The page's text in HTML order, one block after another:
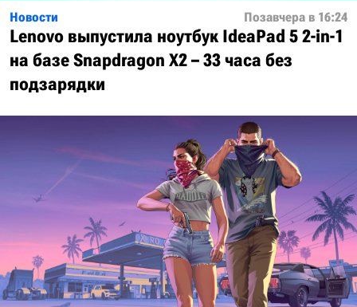
Новости Позавчера в 16:24
Lenovo выпустила ноутбук IdeaPad 5 2-in-1
на базе Snapdragon X2 – 33 часа без
подзарядки